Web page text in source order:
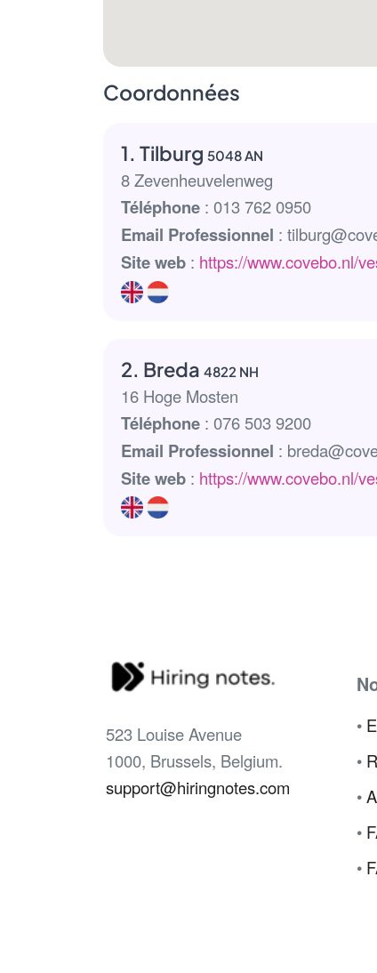
Coordonnées
1. Tilburg 5048 AN
8 Zevenheuvelenweg
Téléphone: 013 762 0950
Email Professionnel :
Site web: https://www.covebo.nl/
2. Breda 4822 NH
16 Hoge Mosten
Téléphone: 076 503 9200
Email Professionnel :
Site web: https://www.covebo.nl/
523 Louise Avenue
1000, Brussels, Belgium.
support@hiringnotes.com
•
•
•
•
•